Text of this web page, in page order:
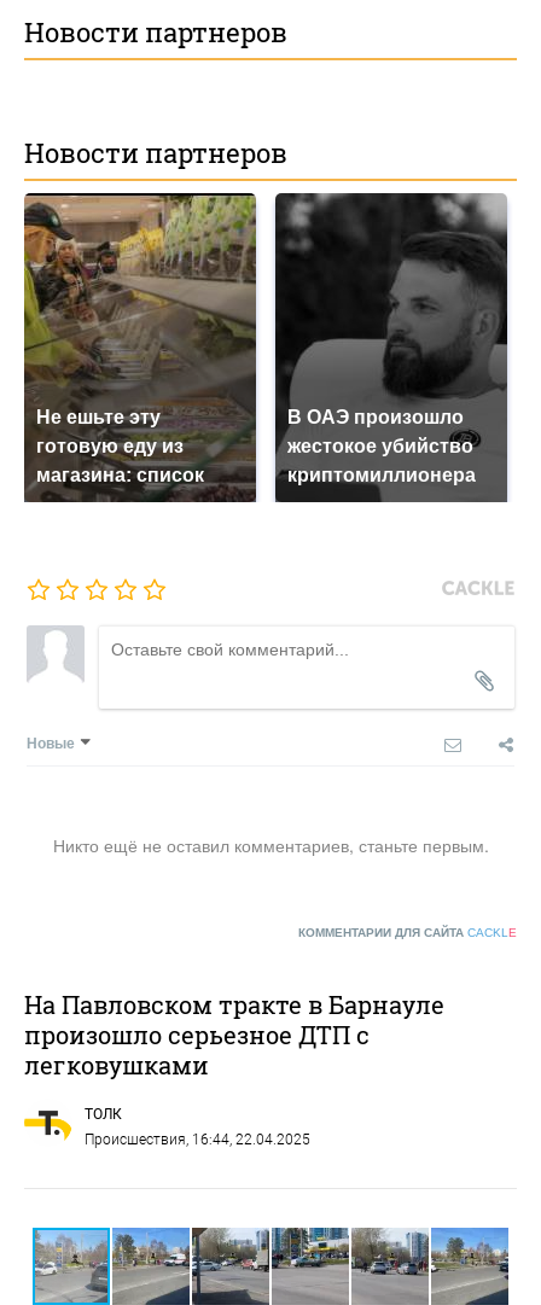
Новости партнеров
Новости партнеров
Не ешьте эту
готовую еду из
магазина: список
В ОАЭ произошло
жестокое убийство
криптомиллионера
Новые
Никто ещё не оставил комментариев, станьте первым.
КОММЕНТАРИИ ДЛЯ САЙТА CACKL E
На Павловском тракте в Барнауле
произошло серьезное ДТП с
легковушками
ТОЛК
Происшествия, 16:44, 22.04.2025